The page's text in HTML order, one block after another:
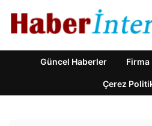
Güncel Haberler Firma
Çerez